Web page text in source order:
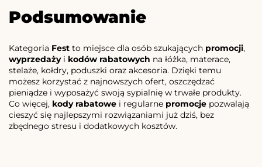
Podsumowanie
Kategoria Fest to miejsce dla osób szukających promocji,
wyprzedażyi kodów rabatowych na łóżka, materace,
stelaże, kołdry, poduszki oraz akcesoria. Dzięki temu
możesz korzystać z najnowszych ofert, oszczędzać
pieniądze i wyposażyć swoją sypialnię w trwałe produkty.
Co więcej, kody rabatowe i regularne promocje pozwalają
cieszyć się najlepszymi rozwiązaniami już dziś, bez
zbędnego stresu i dodatkowych kosztów.